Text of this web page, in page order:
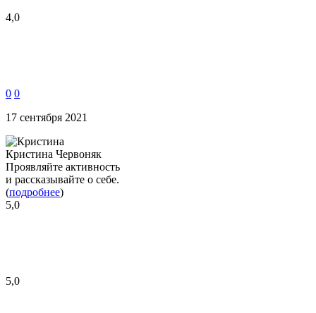
4,0
0 0
17 сентября 2021
Кристина Червоняк
Проявляйте активность
и рассказывайте о себе.
(подробнее)
5,0
5,0